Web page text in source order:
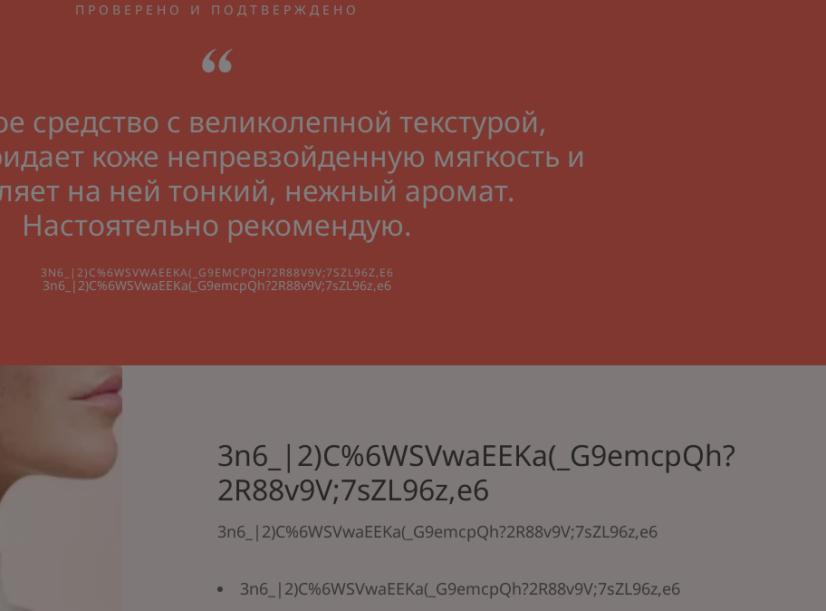
ПРОВЕРЕНО И ПОДТВЕРЖДЕНО
средство с великолепной текстурой,
коже непревзойденную мягкость и
на ней тонкий, нежный аромат.
Настоятельно рекомендую.
3N6_|2)C%6WSVWAEEKA(_G9EMCPQH?2R88V9V;7SZL96Z,E6
3n6_|2)C%6WSVwaEEKa(_G9emcpQh?2R88v9V;7sZL96z,e6
3n6_|2)C%6WSVwaEEKa(_G9emcpQh?
2R88v9V;7sZL96z,e6
3n6_|2)C%6WSVwaEEKa(_G9emcpQh?2R88v9V;7sZL96z,e6
3n6_|2)C%6WSVwaEEKa(_G9emcpQh?2R88v9V;7sZL96z,e6